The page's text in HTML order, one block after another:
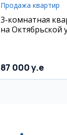
Продажа квартир
3-комнатная
на Октябрьской
87 000 y.e